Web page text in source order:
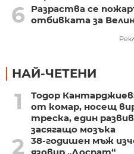
6
Разраства се
отбивката за
НАЙ-ЧЕТЕНИ
1
Тодор
от комар, носещ
треска, един
засягащо мозъка
2
38-годишен мъж
язовир „Доспат“